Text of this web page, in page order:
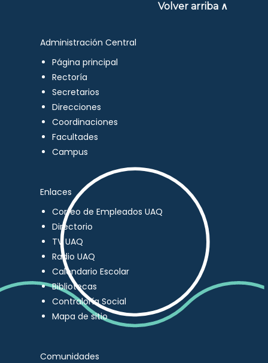
Volver arriba ∧
Administración Central
Página principal
Rectoría
Secretarios
Direcciones
Coordinaciones
Facultades
Campus
Enlaces
Correo de Empleados UAQ
Directorio
TV UAQ
Radio UAQ
Calendario Escolar
Bibliotecas
Contraloría Social
Mapa de sitio
Comunidades